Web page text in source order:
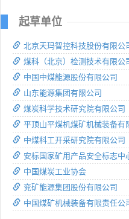
起草单位
北京天玛智控科技股份有限公
煤科（北京）检测技术有限公
中国中煤能源股份有限公司
山东能源集团有限公司
煤炭科学技术研究院有限公司
平顶山平煤机煤矿机械装备有
中煤科工开采研究院有限公司
安标国家矿用产品安全标志中
中国煤炭工业协会
兖矿能源集团股份有限公司
中国煤矿机械装备有限责任公